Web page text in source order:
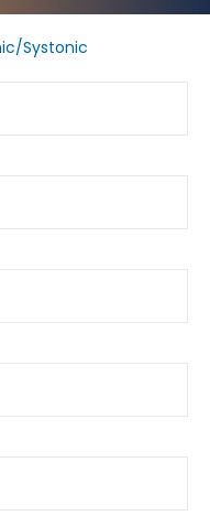
Systonic